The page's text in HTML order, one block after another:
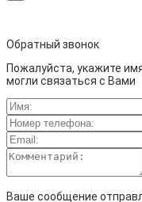
Обратный звонок
Пожалуйста, укажите
могли связаться с Вами
Ваше сообщение